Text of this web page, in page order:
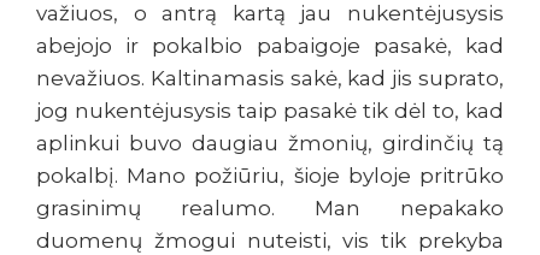
važiuos, o antrą kartą jau nukentėjusysis
abejojo ir pokalbio pabaigoje pasakė, kad
nevažiuos. Kaltinamasis sakė, kad jis suprato,
jog nukentėjusysis taip pasakė tik dėl to, kad
aplinkui buvo daugiau žmonių, girdinčių tą
pokalbį. Mano požiūriu, šioje byloje pritrūko
grasinimų realumo. Man nepakako
duomenų žmogui nuteisti, vis tik prekyba